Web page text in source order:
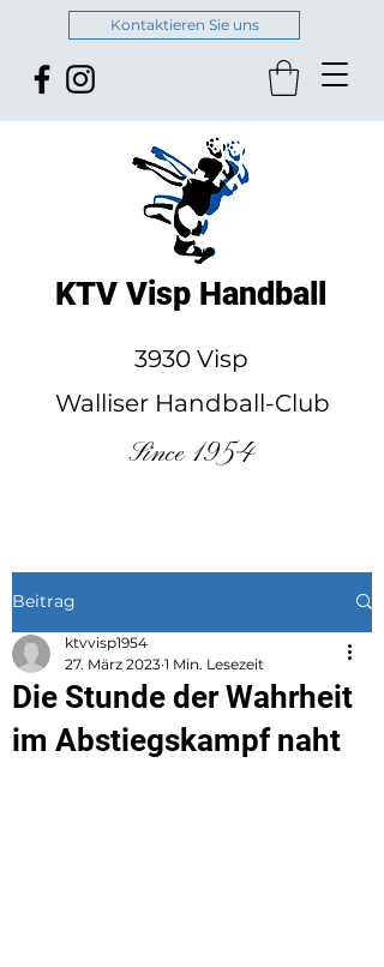
Kontaktieren Sie uns
KTV Visp Handball
3930 Visp
Walliser Handball-Club
Since 1954
Beitrag
Die Stunde der Wahrheit
im Abstiegskampf naht
ktvvisp1954
27. März 2023 1 Min. Lesezeit